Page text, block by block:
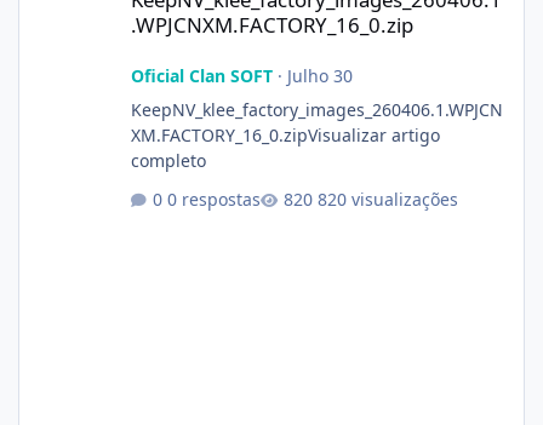
.WPJCNXM.FACTORY_16_0.zip
Oficial Clan SOFT· Julho 30
KeepNV_klee_factory_images_260406.1.WPJCN
XM.FACTORY_16_0.zipVisualizar artigo
completo
0 respostas
820 visualizações